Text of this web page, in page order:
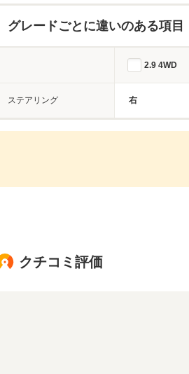
グレードごとに違いのある項目
ステアリング
2.9 4WD
右
クチコミ評価